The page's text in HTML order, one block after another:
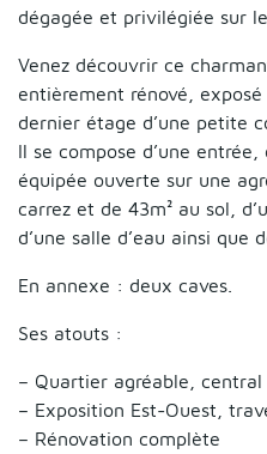
dégagée et privilégiée sur
Venez découvrir ce
entièrement rénové,
dernier étage d’une petite
Il se compose d’une
équipée ouverte sur une
carrez et de 43m² au sol,
d’une salle d’eau ainsi que
En annexe : deux caves.
Ses atouts :
– Quartier agréable,
– Exposition Est-Ouest,
– Rénovation complète